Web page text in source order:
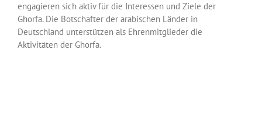
engagieren sich aktiv für die Interessen und Ziele der
Ghorfa. Die Botschafter der arabischen Länder in
Deutschland unterstützen als Ehrenmitglieder die
Aktivitäten der Ghorfa.